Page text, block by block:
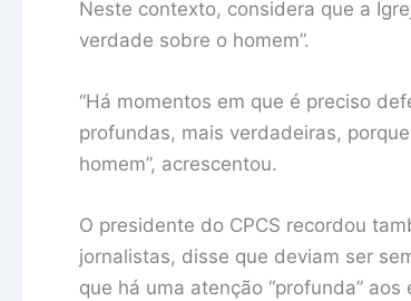
Neste contexto, considera que a
verdade sobre o homem”.
“Há momentos em que é preciso
profundas, mais verdadeiras,
homem”, acrescentou.
O presidente do CPCS recordou
jornalistas, disse que deviam ser
que há uma atenção “profunda” aos